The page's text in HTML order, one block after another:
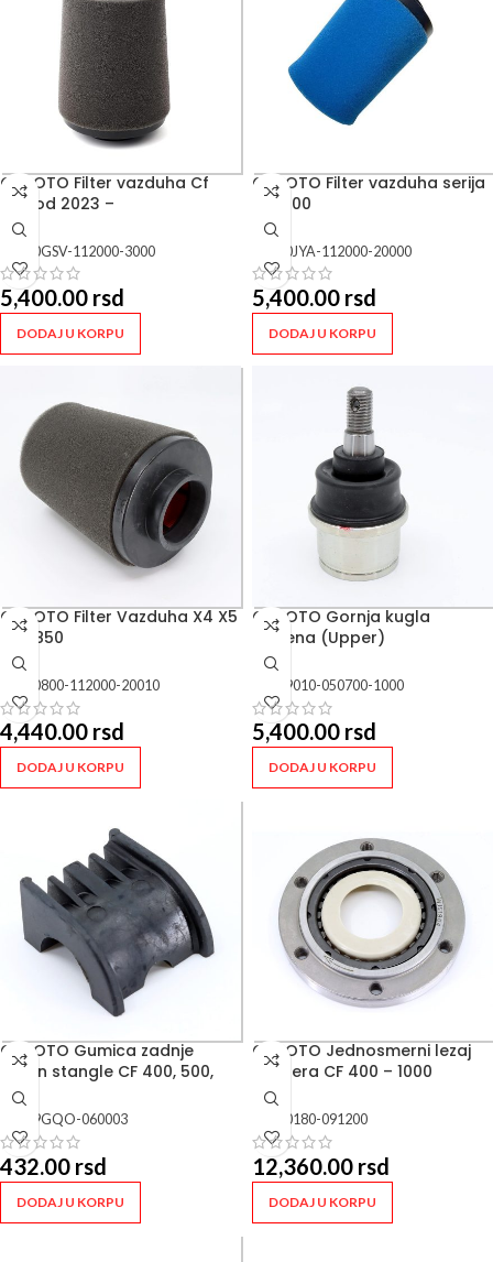
CFMOTO Filter vazduha Cf
625 od 2023 –
0GSV-112000-3000
5,400.00 rsd
DODAJ U KORPU
CFMOTO Filter vazduha serija
CF 1000
0JYA-112000-20000
5,400.00 rsd
DODAJ U KORPU
CFMOTO Filter Vazduha X4 X5
625 850
0800-112000-20010
4,440.00 rsd
DODAJ U KORPU
CFMOTO Gornja kugla
ramena (Upper)
9010-050700-1000
5,400.00 rsd
DODAJ U KORPU
CFMOTO Gumica zadnje
balan stangle CF 400, 500,
600
9GQO-060003
432.00 rsd
DODAJ U KORPU
CFMOTO Jednosmerni lezaj
startera CF 400 – 1000
0180-091200
12,360.00 rsd
DODAJ U KORPU